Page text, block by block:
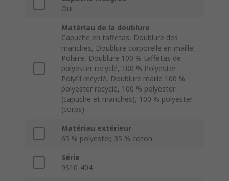
Oui
Matériau de la doublure
Capuche en taffetas, Doublure des
manches, Doublure corporelle en maille,
Polaire, Doublure 100 % taffetas de
polyester recyclé, 100 % Polyester
Polyfil recyclé, Doublure maille 100 %
polyester recyclé, 100 % polyester
(capuche et manches), 100 % polyester
(corps)
Matériau extérieur
65 % polyester, 35 % coton
Série
9S10-404